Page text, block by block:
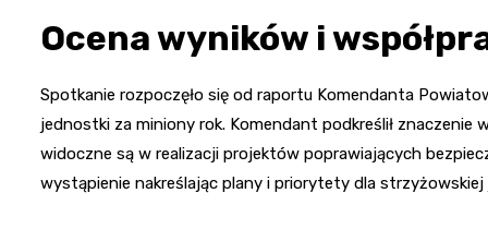
Ocena wyników i
Spotkanie rozpoczęło się od raportu Komendanta
jednostki za miniony rok. Komendant podkreślił znaczenie
widoczne są w realizacji projektów poprawiających
wystąpienie nakreślając plany i priorytety dla